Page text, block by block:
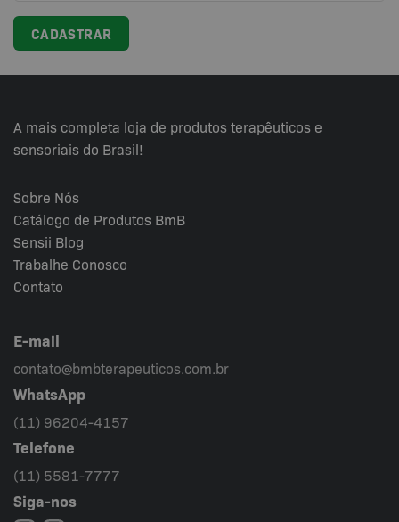
A mais completa loja de produtos terapêuticos e
sensoriais do Brasil!
Sobre Nós
Catálogo de Produtos BmB
Sensii Blog
Trabalhe Conosco
Contato
E-mail
contato@bmbterapeuticos.com.br
WhatsApp
(11) 96204-4157
Telefone
(11) 5581-7777
Siga-nos